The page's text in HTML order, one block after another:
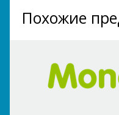
Похожие